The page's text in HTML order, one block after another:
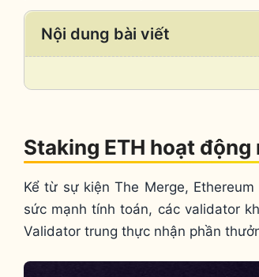
Nội dung bài viết
Staking ETH hoạt
Kể từ sự kiện The Merge,
sức mạnh tính toán, các validator
Validator trung thực nhận phần